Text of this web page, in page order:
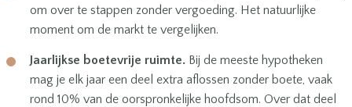
om over te stappen zonder vergoeding. Het natuurlijke
moment om de markt te vergelijken.
Jaarlijkse boetevrije ruimte. Bij de meeste hypotheken
mag je elk jaar een deel extra aflossen zonder boete, vaak
rond 10% van de oorspronkelijke hoofdsom. Over dat deel